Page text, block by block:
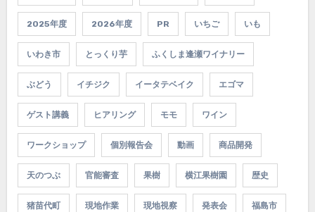
2025年度 2026年度 PR いちご いも
いわき市 とっくり芋 ふくしま逢瀬ワイナリー
ぶどう イチジク イータテベイク エゴマ
ゲスト講義 ヒアリング モモ ワイン
ワークショップ 個別報告会 動画 商品開発
天のつぶ 官能審査 果樹 横江果樹園 歴史
猪苗代町 現地作業 現地視察 発表会 福島市